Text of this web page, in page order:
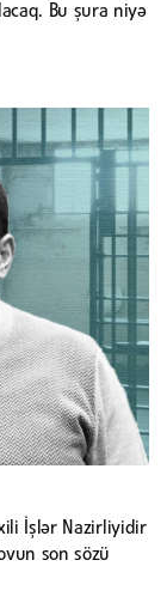
Bu şura niyə
İşlər Nazirliyidir
son sözü